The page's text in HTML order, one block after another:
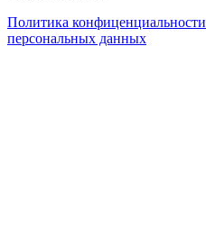
Политика конфиценциальности
персональных данных